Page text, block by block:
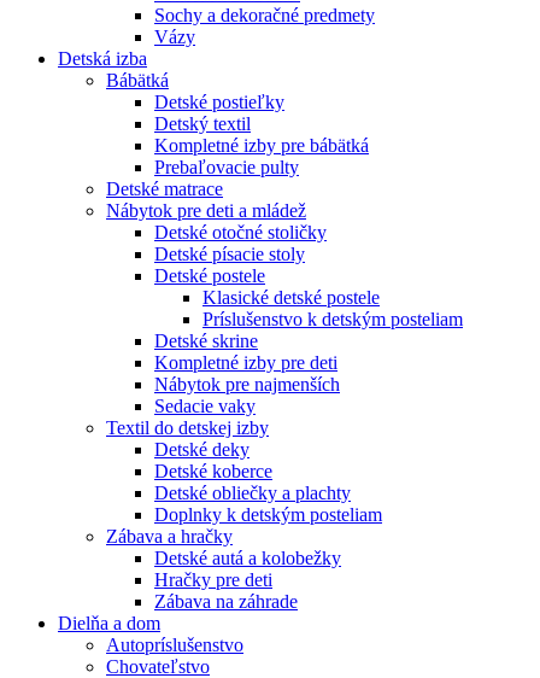
Sochy a dekoračné predmety
Vázy
Detská izba
Bábätká
Detské postieľky
Detský textil
Kompletné izby pre bábätká
Prebaľovacie pulty
Detské matrace
Nábytok pre deti a mládež
Detské otočné stoličky
Detské písacie stoly
Detské postele
Klasické detské postele
Príslušenstvo k detským posteliam
Detské skrine
Kompletné izby pre deti
Nábytok pre najmenších
Sedacie vaky
Textil do detskej izby
Detské deky
Detské koberce
Detské obliečky a plachty
Doplnky k detským posteliam
Zábava a hračky
Detské autá a kolobežky
Hračky pre deti
Zábava na záhrade
Dielňa a dom
Autopríslušenstvo
Chovateľstvo